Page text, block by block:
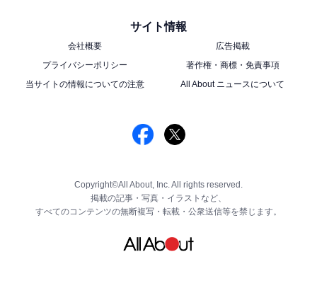
サイト情報
会社概要
広告掲載
プライバシーポリシー
著作権・商標・免責事項
当サイトの情報についての注意
All About ニュースについて
Copyright©All About, Inc. All rights reserved.
掲載の記事・写真・イラストなど、
すべてのコンテンツの無断複写・転載・公衆送信等を禁じます。